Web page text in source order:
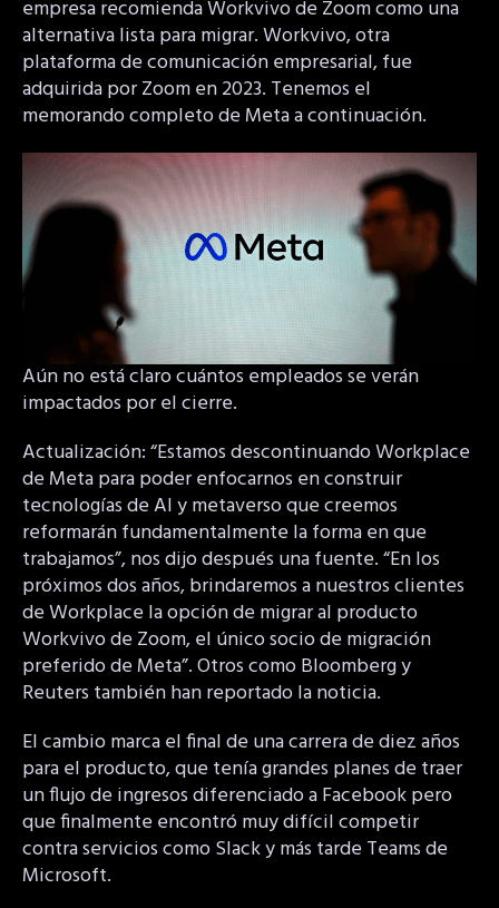
empresa recomienda Workvivo de Zoom como una
alternativa lista para migrar. Workvivo, otra
plataforma de comunicación empresarial, fue
adquirida por Zoom en 2023. Tenemos el
memorando completo de Meta a continuación.
Aún no está claro cuántos empleados se verán
impactados por el cierre.
Actualización: “Estamos descontinuando Workplace
de Meta para poder enfocarnos en construir
tecnologías de AI y metaverso que creemos
reformarán fundamentalmente la forma en que
trabajamos”, nos dijo después una fuente. “En los
próximos dos años, brindaremos a nuestros clientes
de Workplace la opción de migrar al producto
Workvivo de Zoom, el único socio de migración
preferido de Meta”. Otros como Bloomberg y
Reuters también han reportado la noticia.
El cambio marca el final de una carrera de diez años
para el producto, que tenía grandes planes de traer
un flujo de ingresos diferenciado a Facebook pero
que finalmente encontró muy difícil competir
contra servicios como Slack y más tarde Teams de
Microsoft.